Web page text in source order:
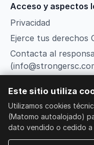
Acceso y aspectos
Privacidad
Ejerce tus derechos
Contacta al
Gestionar cookies
Búsqueda
Member Login
Este sitio utiliza
Utilizamos cookies
(Matomo autoalojado)
dato vendido o cedido a